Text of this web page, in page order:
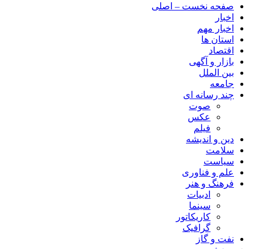
صفحه نخست – اصلی
اخبار
اخبار مهم
استان ها
اقتصاد
بازار و آگهی
بین الملل
جامعه
چند رسانه ای
صوت
عکس
فیلم
دین و اندیشه
سلامت
سیاست
علم و فناوری
فرهنگ و هنر
ادبیات
سینما
کاریکاتور
گرافیک
نفت و گاز